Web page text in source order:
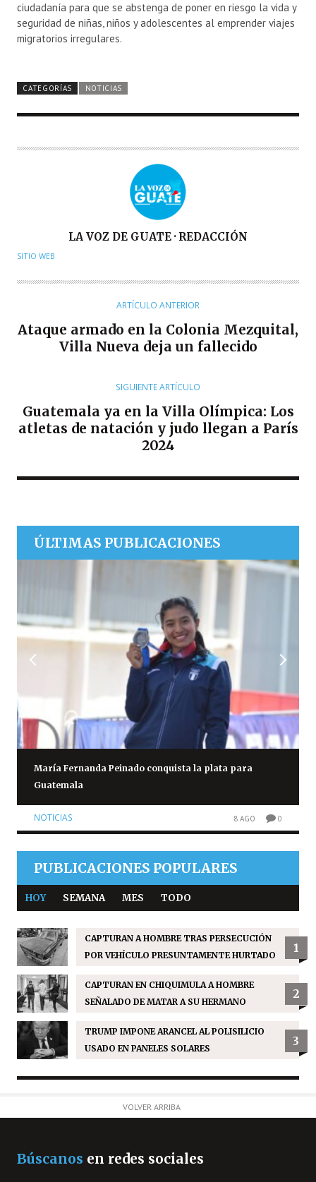
ciudadanía para que se abstenga de poner en riesgo la vida y
seguridad de niñas, niños y adolescentes al emprender viajes
migratorios irregulares.
CATEGORÍAS NOTICIAS
U
O
LA VOZ DE GUATE · REDACCIÓN
SITIO WEB
ARTÍCULO ANTERIOR
Ataque armado en la Colonia Mezquital,
Villa Nueva deja un fallecido
SIGUIENTE ARTÍCULO
Guatemala ya en la Villa Olímpica: Los
atletas de natación y judo llegan a París
2024
ÚLTIMAS PUBLICACIONES
María Fernanda Peinado conquista la plata para
Guatemala
NOTICIAS 8 AGO 0
PUBLICACIONES POPULARES
HOY SEMANA MES TODO
CAPTURAN A HOMBRE TRAS PERSECUCIÓN
POR VEHÍCULO PRESUNTAMENTE HURTADO
1
CAPTURAN EN CHIQUIMULA A HOMBRE
SEÑALADO DE MATAR A SU HERMANO
2
TRUMP IMPONE ARANCEL AL POLISILICIO
USADO EN PANELES SOLARES
3
VOLVER ARRIBA
Búscanos en redes sociales